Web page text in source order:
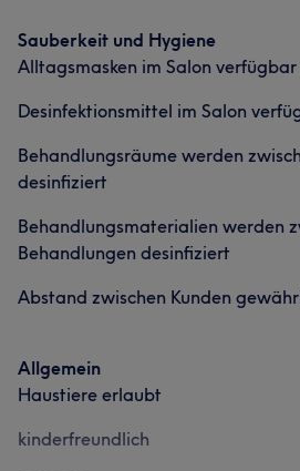
Was unsere Kunden über Chris
Kompetent 10
Talentiert 5
Sauberkeit und Hygiene
Alltagsmasken im Salon verfügbar
Desinfektionsmittel im Salon
Behandlungsräume werden
desinfiziert
Behandlungsmaterialien werden
Behandlungen desinfiziert
Abstand zwischen Kunden
Allgemein
Haustiere erlaubt
kinderfreundlich